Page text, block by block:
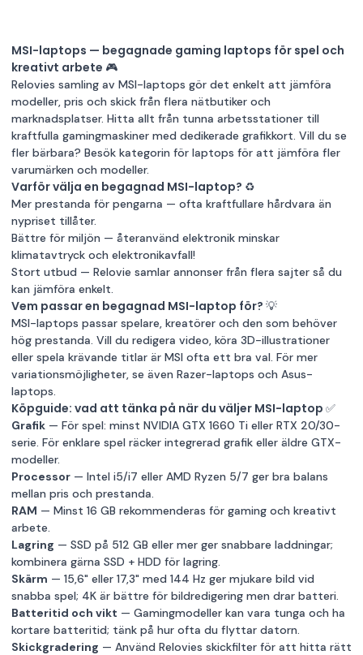
MSI-laptops — begagnade gaming laptops för spel och
kreativt arbete 🎮
Relovies samling av MSI-laptops gör det enkelt att jämföra
modeller, pris och skick från flera nätbutiker och
marknadsplatser. Hitta allt från tunna arbetsstationer till
kraftfulla gamingmaskiner med dedikerade grafikkort. Vill du se
fler bärbara? Besök kategorin för laptops för att jämföra fler
varumärken och modeller.
Varför välja en begagnad MSI-laptop? ♻️
Mer prestanda för pengarna — ofta kraftfullare hårdvara än
nypriset tillåter.
Bättre för miljön — återanvänd elektronik minskar
klimatavtryck och elektronikavfall!
Stort utbud — Relovie samlar annonser från flera sajter så du
kan jämföra enkelt.
Vem passar en begagnad MSI-laptop för? 💡
MSI-laptops passar spelare, kreatörer och den som behöver
hög prestanda. Vill du redigera video, köra 3D-illustrationer
eller spela krävande titlar är MSI ofta ett bra val. För mer
variationsmöjligheter, se även Razer-laptops och Asus-
laptops
Köpguide: vad att tänka på när du väljer MSI-laptop ✅
Grafik — För spel: minst NVIDIA GTX 1660 Ti eller RTX 20/30-
serie. För enklare spel räcker integrerad grafik eller äldre GTX-
modeller.
Processor — Intel i5/i7 eller AMD Ryzen 5/7 ger bra balans
mellan pris och prestanda.
RAM — Minst 16 GB rekommenderas för gaming och kreativt
arbete.
Lagring — SSD på 512 GB eller mer ger snabbare laddningar;
kombinera gärna SSD + HDD för lagring.
Skärm — 15,6" eller 17,3" med 144 Hz ger mjukare bild vid
snabba spel; 4K är bättre för bildredigering men drar batteri.
Batteritid och vikt — Gamingmodeller kan vara tunga och ha
kortare batteritid; tänk på hur ofta du flyttar datorn.
Skickgradering — Använd Relovies skickfilter för att hitta rätt